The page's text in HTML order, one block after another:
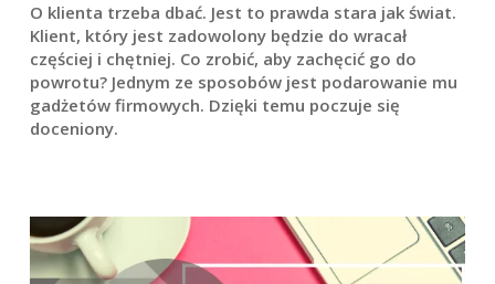
O klienta trzeba dbać. Jest to prawda stara jak świat.
Klient, który jest zadowolony będzie do wracał
częściej i chętniej. Co zrobić, aby zachęcić go do
powrotu? Jednym ze sposobów jest podarowanie mu
gadżetów firmowych. Dzięki temu poczuje się
doceniony.